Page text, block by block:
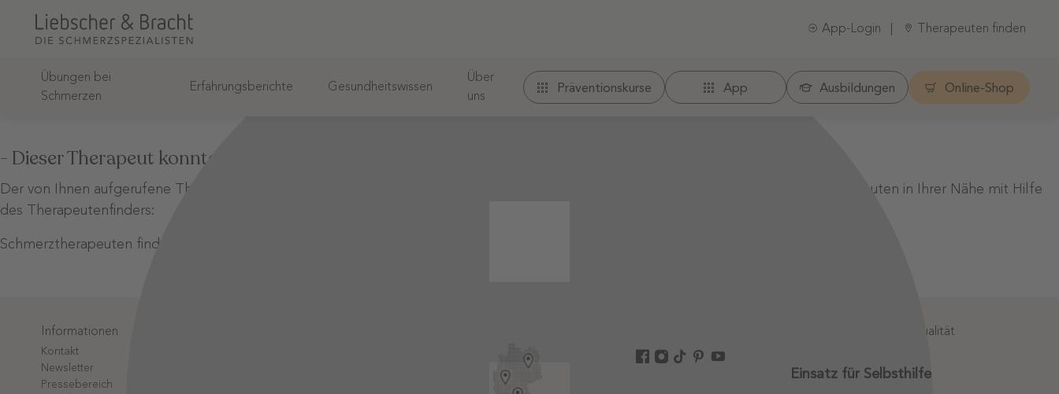
App-Login Therapeuten finden
Übungen bei
Schmerzen
Erfahrungsberichte Gesundheitswissen
Über
uns
Präventionskurse App Ausbildungen Online-Shop
- Dieser Therapeut konnte nicht gefunden werden.
Der von Ihnen aufgerufene Therapeut wurde unter dieser URL nicht gefunden. Möglicherweise finden Sie ihn oder einen anderen Therapeuten in Ihrer Nähe mit Hilfe
des Therapeutenfinders:
Schmerztherapeuten finden
Informationen
Kontakt
Newsletter
Pressebereich
Geprüfte Informationsqualität
Einsatz für Selbsthilfe